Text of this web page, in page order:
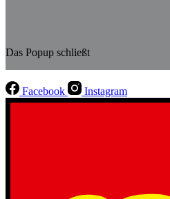
Das Popup schließt
Facebook Instagram